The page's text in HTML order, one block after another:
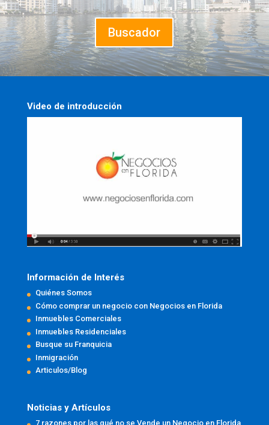
Buscador
Video de introducción
Información de Interés
Quiénes Somos
Cómo comprar un negocio con Negocios en Florida
Inmuebles Comerciales
Inmuebles Residenciales
Busque su Franquicia
Inmigración
Articulos/Blog
Noticias y Artículos
7 razones por las qué no se Vende un Negocio en Florida